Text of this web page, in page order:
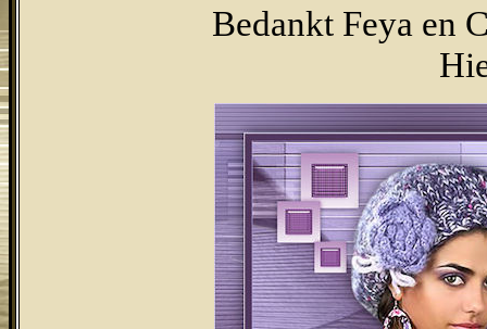
Bedankt Feya en